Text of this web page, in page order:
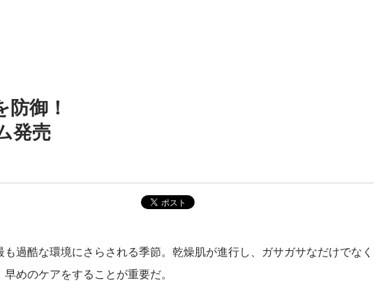
御！
発売
過酷な環境にさらされる季節。乾燥肌が進行し、ガサガサなだけでなく
めのケアをすることが重要だ。